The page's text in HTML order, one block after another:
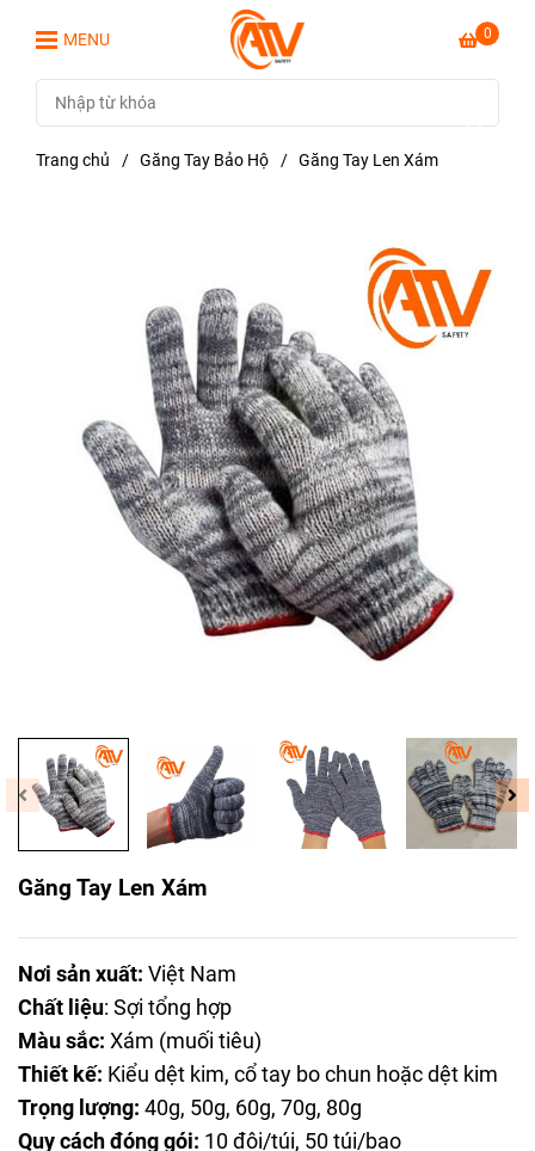
0
MENU
Trang chủ / Găng Tay Bảo Hộ / Găng Tay Len Xám
Găng Tay Len Xám
Nơi sản xuất: Việt Nam
Chất liệu: Sợi tổng hợp
Màu sắc: Xám (muối tiêu)
Thiết kế: Kiểu dệt kim, cổ tay bo chun hoặc dệt kim
Trọng lượng: 40g, 50g, 60g, 70g, 80g
Quy cách đóng gói: 10 đôi/túi, 50 túi/bao